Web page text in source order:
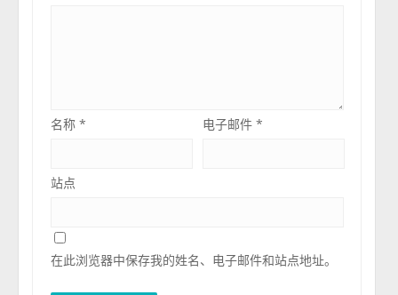
名称* 电子邮件*
站点
在此浏览器中保存我的姓名、电子邮件和站点地址。